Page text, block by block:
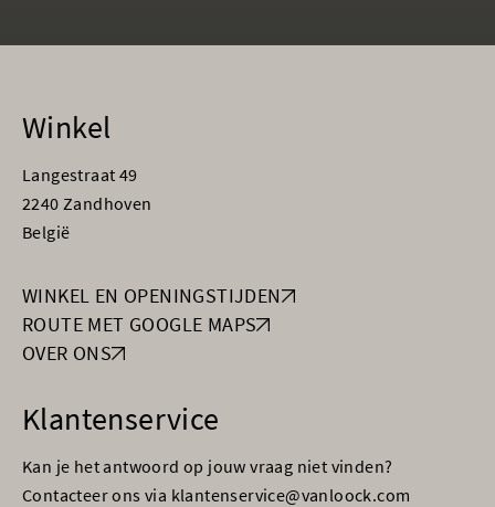
Winkel
Langestraat 49
2240 Zandhoven
België
WINKEL EN OPENINGSTIJDEN
ROUTE MET GOOGLE MAPS
OVER ONS
Klantenservice
Kan je het antwoord op jouw vraag niet vinden?
Contacteer ons via klantenservice@vanloock.com